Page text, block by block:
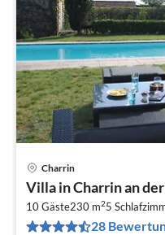
Charrin
Villa in Charrin an
10 Gäste230 m25
28